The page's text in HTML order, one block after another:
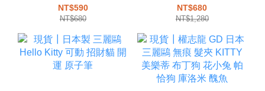
尼 點點 泳衣 吊飾 三麗鷗
NT$590
NT$680
飾
NT$680
NT$1,280